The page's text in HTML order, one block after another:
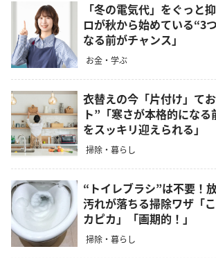
「冬の電気代」をぐっと
ロが秋から始めている“3
なる前がチャンス」
お金・学ぶ
衣替えの今「片付け」て
ト”「寒さが本格的にな
をスッキリ迎えられる」
掃除・暮らし
“トイレブラシ”は不要！
汚れが落ちる掃除ワザ「
カピカ」「画期的！」
掃除・暮らし